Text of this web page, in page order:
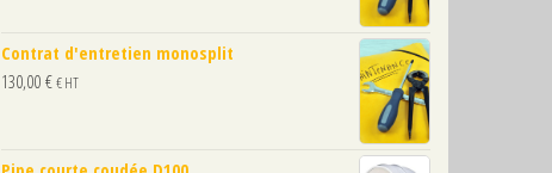
Contrat d'entretien monosplit
130,00 €€ HT